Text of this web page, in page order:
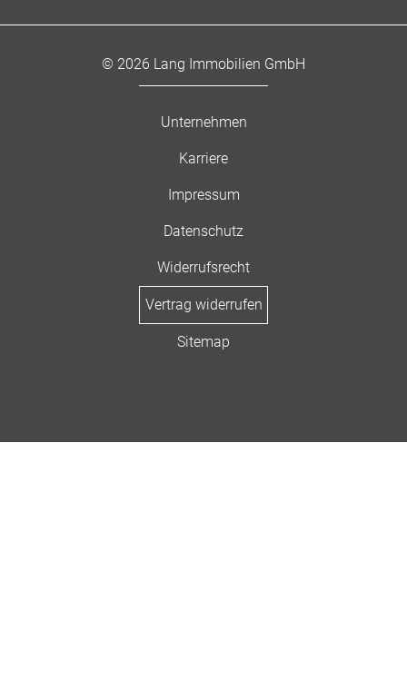
© 2026 Lang Immobilien GmbH
Unternehmen
Karriere
Impressum
Datenschutz
Widerrufsrecht
Vertrag widerrufen
Sitemap